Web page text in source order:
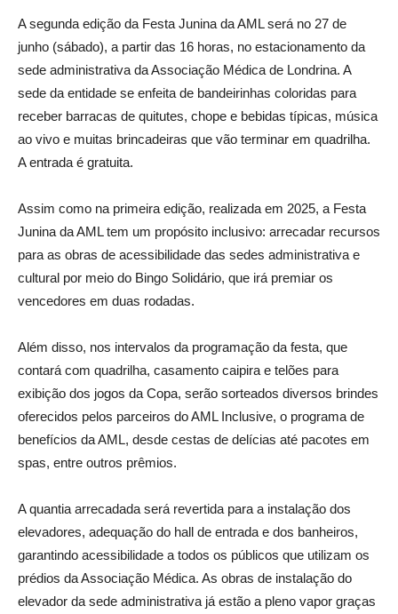
A segunda edição da Festa Junina da AML será no 27 de
junho (sábado), a partir das 16 horas, no estacionamento da
sede administrativa da Associação Médica de Londrina. A
sede da entidade se enfeita de bandeirinhas coloridas para
receber barracas de quitutes, chope e bebidas típicas, música
ao vivo e muitas brincadeiras que vão terminar em quadrilha.
A entrada é gratuita.
Assim como na primeira edição, realizada em 2025, a Festa
Junina da AML tem um propósito inclusivo: arrecadar recursos
para as obras de acessibilidade das sedes administrativa e
cultural por meio do Bingo Solidário, que irá premiar os
vencedores em duas rodadas.
Além disso, nos intervalos da programação da festa, que
contará com quadrilha, casamento caipira e telões para
exibição dos jogos da Copa, serão sorteados diversos brindes
oferecidos pelos parceiros do AML Inclusive, o programa de
benefícios da AML, desde cestas de delícias até pacotes em
spas, entre outros prêmios.
A quantia arrecadada será revertida para a instalação dos
elevadores, adequação do hall de entrada e dos banheiros,
garantindo acessibilidade a todos os públicos que utilizam os
prédios da Associação Médica. As obras de instalação do
elevador da sede administrativa já estão a pleno vapor graças